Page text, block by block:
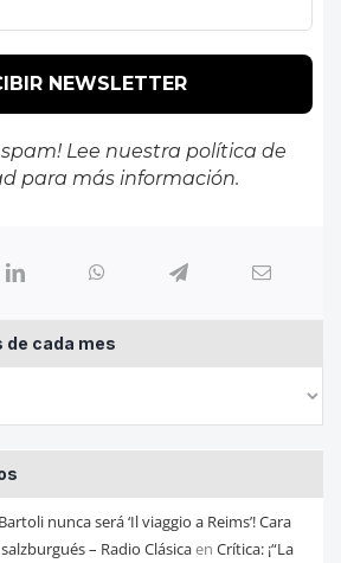
Lee nuestra política de
para más información.
de cada mes
nunca será ‘Il viaggio a Reims’! Cara
– Radio Clásicaen Crítica: ¡“La